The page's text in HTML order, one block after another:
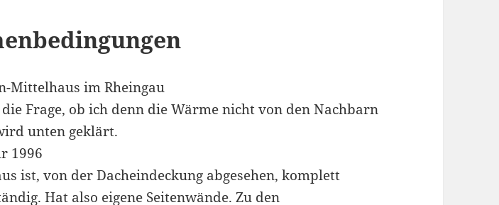
Mittelhaus im Rheingau
Frage, ob ich denn die Wärme nicht von den Nachbarn
unten geklärt.
1996
ist, von der Dacheindeckung abgesehen, komplett
Hat also eigene Seitenwände. Zu den